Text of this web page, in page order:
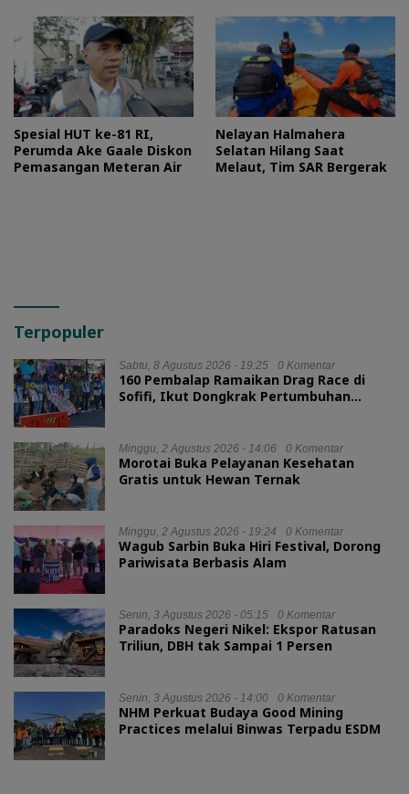
Spesial HUT ke-81 RI,
Perumda Ake Gaale Diskon
Pemasangan Meteran Air
Nelayan Halmahera
Selatan Hilang Saat
Melaut, Tim SAR Bergerak
Terpopuler
Sabtu, 8 Agustus 2026 - 19:25 0 Komentar
160 Pembalap Ramaikan Drag Race di
Sofifi, Ikut Dongkrak Pertumbuhan
Minggu, 2 Agustus 2026 - 14:06 0 Komentar
Morotai Buka Pelayanan Kesehatan
Gratis untuk Hewan Ternak
Minggu, 2 Agustus 2026 - 19:24 0 Komentar
Wagub Sarbin Buka Hiri Festival, Dorong
Pariwisata Berbasis Alam
Senin, 3 Agustus 2026 - 05:15 0 Komentar
Paradoks Negeri Nikel: Ekspor Ratusan
Triliun, DBH tak Sampai 1 Persen
Senin, 3 Agustus 2026 - 14:00 0 Komentar
NHM Perkuat Budaya Good Mining
Practices melalui Binwas Terpadu ESDM